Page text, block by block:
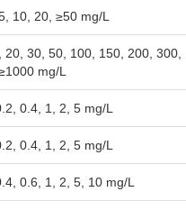
10, 20, ≥50 mg/L
20, 30, 50, 100, 150, 200, 300,
mg/L
0.4, 1, 2, 5 mg/L
0.4, 1, 2, 5 mg/L
0.6, 1, 2, 5, 10 mg/L